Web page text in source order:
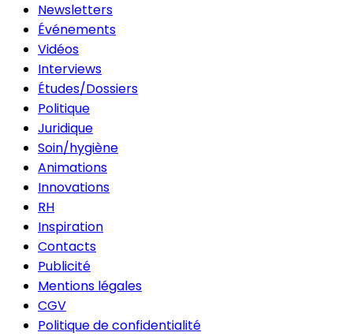
Newsletters
Événements
Vidéos
Interviews
Études/Dossiers
Politique
Juridique
Soin/hygiène
Animations
Innovations
RH
Inspiration
Contacts
Publicité
Mentions légales
CGV
Politique de confidentialité